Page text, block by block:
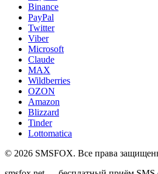
Binance
PayPal
Twitter
Viber
Microsoft
Claude
MAX
Wildberries
OZON
Amazon
Blizzard
Tinder
Lottomatica
© 2026 SMSFOX. Все права